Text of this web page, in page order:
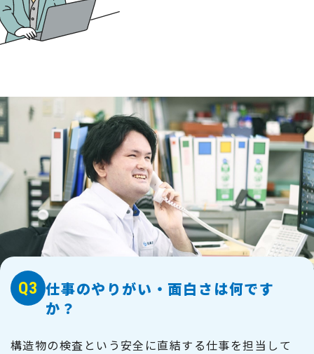
Q3 仕事のやりがい・面白さは何です
か？
構造物の検査という安全に直結する仕事を担当して